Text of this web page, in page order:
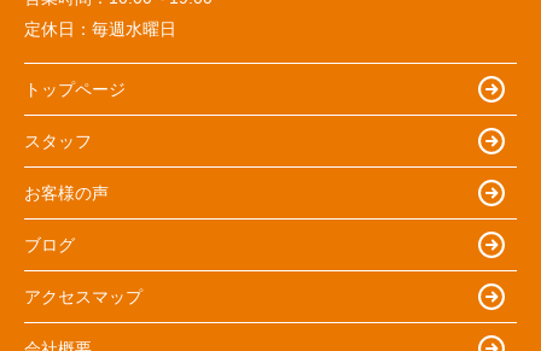
定休日： 毎週水曜日
トップページ
スタッフ
お客様の声
ブログ
アクセスマップ